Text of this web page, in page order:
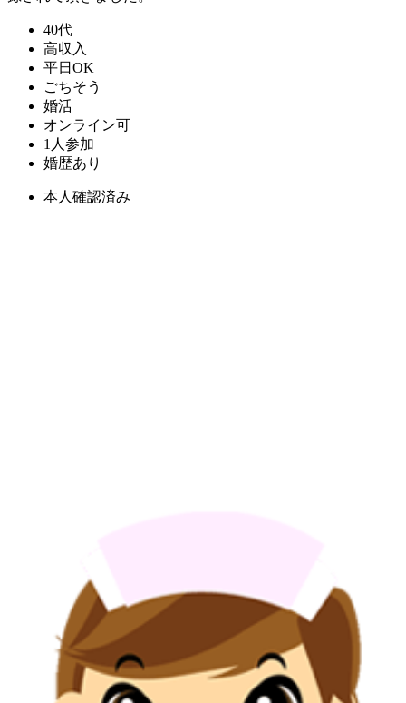
40代
高収入
平日OK
ごちそう
婚活
オンライン可
1人参加
婚歴あり
本人確認済み